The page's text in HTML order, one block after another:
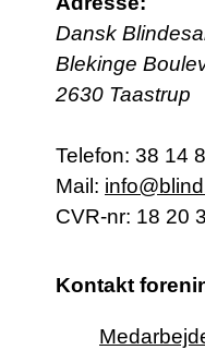
Dansk
Blekinge
2630 Taastrup
Telefon: 38 14
Mail:
CVR-nr: 18 20
Kontakt